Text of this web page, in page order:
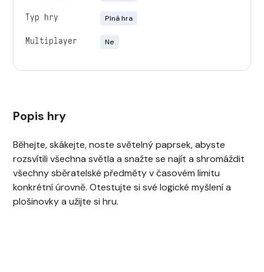
Typ hry Plná hra
Multiplayer Ne
Popis hry
Běhejte, skákejte, noste světelný paprsek, abyste
rozsvítili všechna světla a snažte se najít a shromáždit
všechny sběratelské předměty v časovém limitu
konkrétní úrovně. Otestujte si své logické myšlení a
plošinovky a užijte si hru.